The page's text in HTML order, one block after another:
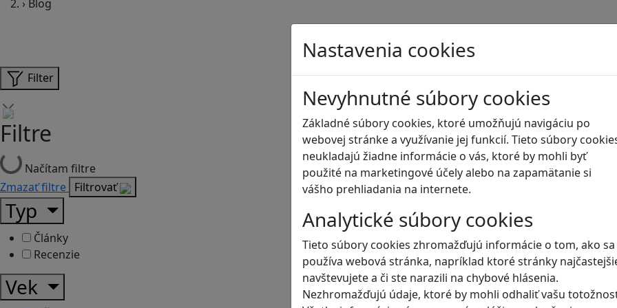
Nastavenia cookies
Nevyhnutné súbory cookies
Základné súbory cookies, ktoré umožňujú navigáciu po
webovej stránke a využívanie jej funkcií. Tieto súbory
neukladajú žiadne informácie o vás, ktoré by mohli byť
použité na marketingové účely alebo na zapamätanie si
vášho prehliadania na internete.
Analytické súbory cookies
Tieto súbory cookies zhromažďujú informácie o tom, ako sa
používa webová stránka, napríklad ktoré stránky
navštevujete a či ste narazili na chybové hlásenia.
Nezhromažďujú údaje, ktoré by mohli odhaliť vašu
› Blog
Blog
Filter
Filtre
Načítam filtre
Zmazať filtre Filtrovať
Typ
Články
Recenzie
Vek